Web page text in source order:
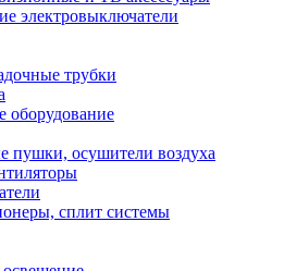
электровыключатели
трубки
оборудование
пушки, осушители воздуха
сплит системы